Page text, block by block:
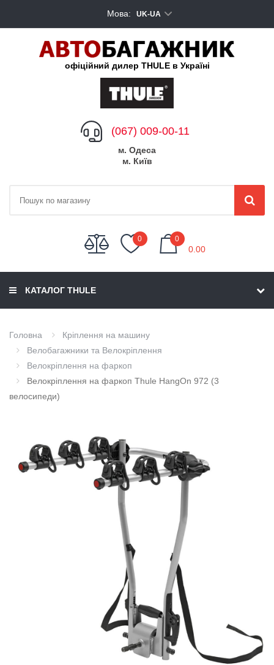
Мова: UK-UA
офіційний дилер THULE в Україні
(067) 009-00-11
м. Одеса
м. Київ
0 0
0.00
КАТАЛОГ THULE
Головна
Кріплення на машину
Велобагажники та Велокріплення
Велокріплення на фаркоп
Велокріплення на фаркоп Thule HangOn 972 (3
велосипеди)